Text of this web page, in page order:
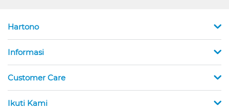
Hartono
Informasi
Customer Care
Ikuti Kami